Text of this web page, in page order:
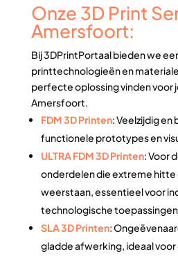
Onze 3D Print
Amersfoort:
Bij 3DPrintPortaal bieden we
printtechnologieën en
perfecte oplossing vinden voor
Amersfoort.
FDM 3D Printen: Veelzijdig en
functionele prototypes en
ULTRA FDM 3D Printen: Voor
onderdelen die extreme
weerstaan, essentieel voor
technologische
SLA 3D Printen:
gladde afwerking, ideaal